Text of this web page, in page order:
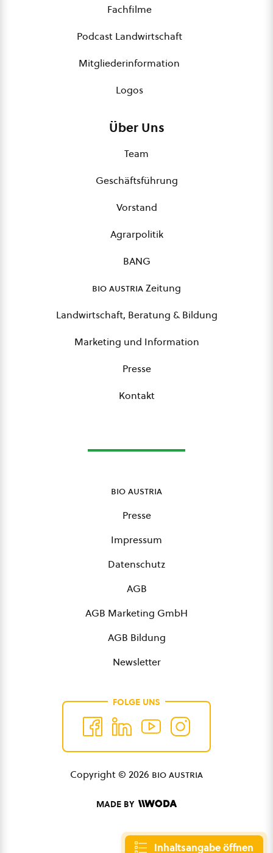
Inhaltsangabe öffnen
Fachfilme
Podcast Landwirtschaft
Mitgliederinformation
Logos
Über Uns
Team
Geschäftsführung
Vorstand
Agrarpolitik
BANG
bio austriaZeitung
Landwirtschaft, Beratung & Bildung
Marketing und Information
Presse
Kontakt
bio austria
Presse
Impressum
Datenschutz
AGB
AGB Marketing GmbH
AGB Bildung
Newsletter
FOLGE UNS
Copyright © 2026 bio austria
MADE BY